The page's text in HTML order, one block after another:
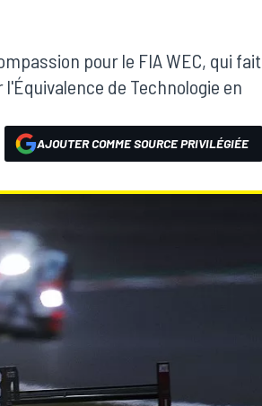
pour le FIA WEC, qui fait
de Technologie en
AJOUTER COMME SOURCE PRIVILÉGIÉE